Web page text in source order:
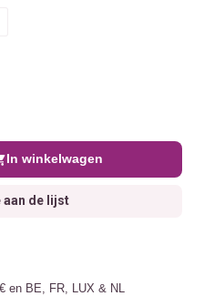
In winkelwagen
aan de lijst
en BE, FR, LUX & NL